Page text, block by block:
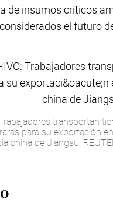
de insumos críticos
el futuro
transportan
para su exportación
china de Jiangsu.